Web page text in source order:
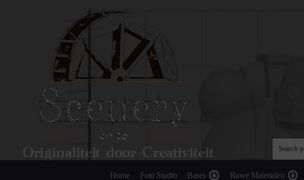
Originaliteit door Creativiteit
Home Foto Studio Bases Ruwe Materialen